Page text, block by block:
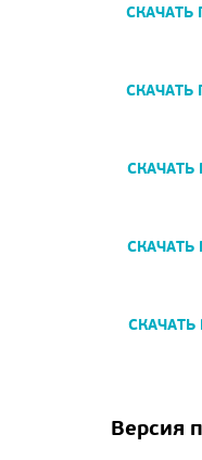
СКАЧАТЬ
СКАЧАТЬ
СКАЧАТЬ
СКАЧАТЬ
СКАЧАТЬ
Версия